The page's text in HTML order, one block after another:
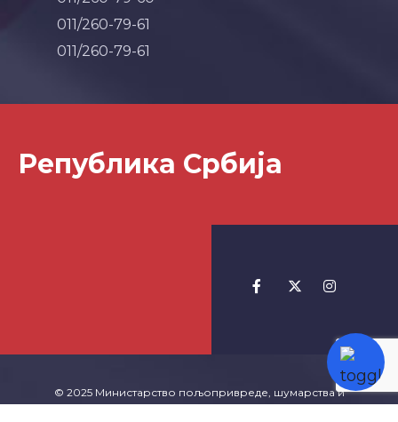
011/260-79-61
011/260-79-61
Република Србија
© 2025 Министарство пољопривреде, шумарства и